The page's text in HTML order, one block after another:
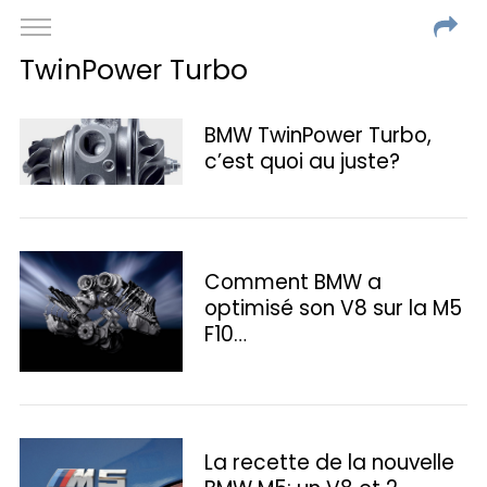
TwinPower Turbo
BMW TwinPower Turbo,
c’est quoi au juste?
Comment BMW a
optimisé son V8 sur la M5
F10…
La recette de la nouvelle